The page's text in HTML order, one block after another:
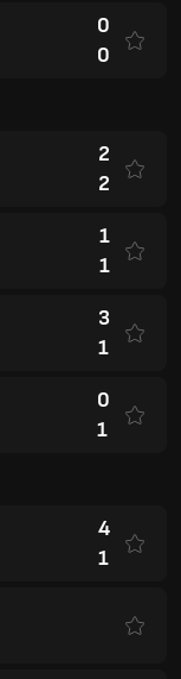
0
0
2
2
1
1
3
1
0
1
4
1